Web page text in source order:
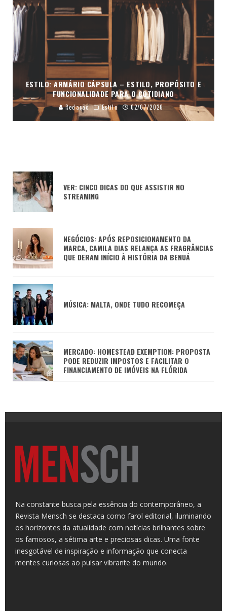
ESTILO: ARMÁRIO CÁPSULA – ESTILO, PROPÓSITO E
FUNCIONALIDADE PARA O COTIDIANO
Redação Estilo 02/07/2026
VER: CINCO DICAS DO QUE ASSISTIR NO
STREAMING
NEGÓCIOS: APÓS REPOSICIONAMENTO DA
MARCA, CAMILA DIAS RELANÇA AS FRAGRÂNCIAS
QUE DERAM INÍCIO À HISTÓRIA DA BENUÁ
MÚSICA: MALTA, ONDE TUDO RECOMEÇA
MERCADO: HOMESTEAD EXEMPTION: PROPOSTA
PODE REDUZIR IMPOSTOS E FACILITAR O
FINANCIAMENTO DE IMÓVEIS NA FLÓRIDA
Na constante busca pela essência do contemporâneo, a
Revista Mensch se destaca como farol editorial, iluminando
os horizontes da atualidade com notícias brilhantes sobre
os famosos, a sétima arte e preciosas dicas. Uma fonte
inesgotável de inspiração e informação que conecta
mentes curiosas ao pulsar vibrante do mundo.